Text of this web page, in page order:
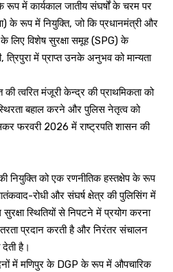
में कार्यकाल जातीय संघर्षों के चरम पर
के रूप में नियुक्ति, जो कि प्रधानमंत्री और
लिए विशेष सुरक्षा समूह (SPG) के
में प्राप्त उनके अनुभव को मान्यता
त्वरित मंजूरी केन्द्र की प्राथमिकता को
स्थिरता बहाल करने और पुलिस नेतृत्व को
फरवरी 2026 में राष्ट्रपति शासन की
नियुक्ति को एक रणनीतिक हस्तक्षेप के रूप
रोधी और संघर्ष क्षेत्र की पुलिसिंग में
स्थितियों से निपटने में प्रयोग करना
प्रदान करती है और निरंतर संचालन
है।
में मणिपुर के DGP के रूप में औपचारिक